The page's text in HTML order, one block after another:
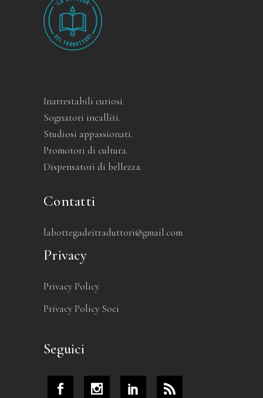
Inarrestabili curiosi.
Sognatori incalliti.
Studiosi appassionati.
Promotori di cultura.
Dispensatori di bellezza.
Contatti
labottegadeitraduttori@gmail.com
Privacy
Privacy Policy
Privacy Policy Soci
Seguici